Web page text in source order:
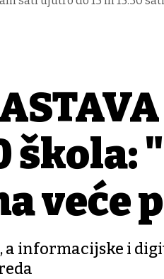
veće
a informacijske i